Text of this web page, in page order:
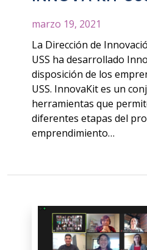
marzo 19, 2021
La Dirección de
USS ha desarrollado
disposición de los
USS. InnovaKit es un
herramientas que
diferentes etapas del
emprendimiento…